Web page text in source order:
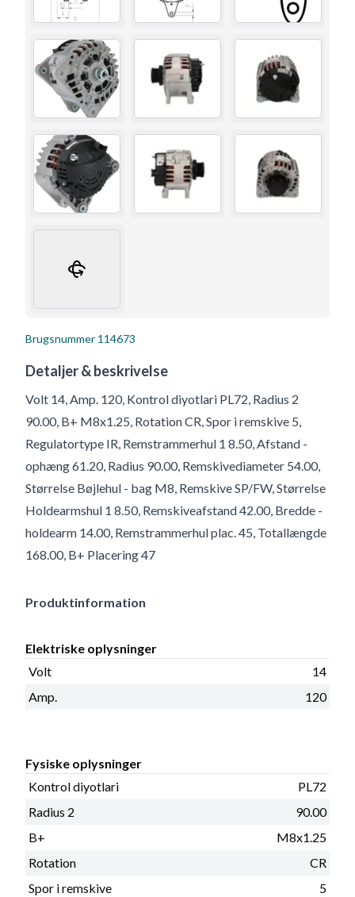
Brugsnummer 114673
Detaljer & beskrivelse
Volt 14, Amp. 120, Kontrol diyotlari PL72, Radius 2
90.00, B+ M8x1.25, Rotation CR, Spor i remskive 5,
Regulatortype IR, Remstrammerhul 1 8.50, Afstand -
ophæng 61.20, Radius 90.00, Remskivediameter 54.00,
Størrelse Bøjlehul - bag M8, Remskive SP/FW, Størrelse
Holdearmshul 1 8.50, Remskiveafstand 42.00, Bredde -
holdearm 14.00, Remstrammerhul plac. 45, Totallængde
168.00, B+ Placering 47
Produktinformation
Elektriske oplysninger
Volt
14
Amp.
120
Fysiske oplysninger
Kontrol diyotlari
PL72
Radius 2
90.00
B+
M8x1.25
Rotation
CR
Spor i remskive
5